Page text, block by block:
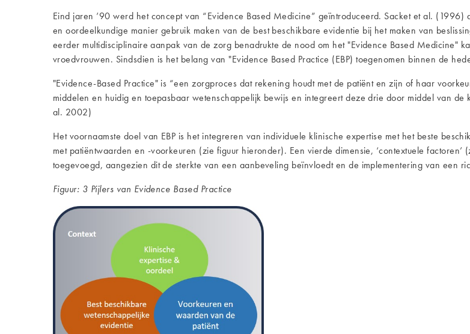
Eind jaren ’90 werd het concept van “Evidence Based Medicine” geïntroduceerd. Sacket et al.
en oordeelkundige manier gebruik maken van de best beschikbare evidentie bij het maken van
eerder multidisciplinaire aanpak van de zorg benadrukte de nood om het "Evidence Based Medicine"
vroedvrouwen. Sindsdien is het belang van "Evidence Based Practice (EBP) toegenomen binnen de
"Evidence-Based Practice" is “een zorgproces dat rekening houdt met de patiënt en zijn of haar
middelen en huidig en toepasbaar wetenschappelijk bewijs en integreert deze drie door middel van
al. 2002)
Het voornaamste doel van EBP is het integreren van individuele klinische expertise met het beste
met patiëntwaarden en -voorkeuren (zie figuur hieronder). Een vierde dimensie, ‘contextuele
toegevoegd, aangezien dit de sterkte van een aanbeveling beïnvloedt en de implementering van een
Figuur: 3 Pijlers van Evidence Based Practice